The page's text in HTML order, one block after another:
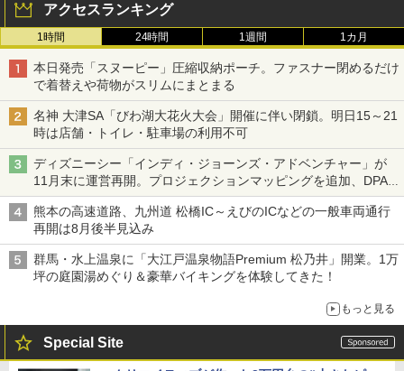
アクセスランキング
1時間 24時間 1週間 1カ月
本日発売「スヌーピー」圧縮収納ポーチ。ファスナー閉めるだけ
で着替えや荷物がスリムにまとまる
名神 大津SA「びわ湖大花火大会」開催に伴い閉鎖。明日15～21
時は店舗・トイレ・駐車場の利用不可
ディズニーシー「インディ・ジョーンズ・アドベンチャー」が
11月末に運営再開。プロジェクションマッピングを追加、DPA
は1500円
熊本の高速道路、九州道 松橋IC～えびのICなどの一般車両通行
再開は8月後半見込み
群馬・水上温泉に「大江戸温泉物語Premium 松乃井」開業。1万
坪の庭園湯めぐり＆豪華バイキングを体験してきた！
もっと見る
Special Site